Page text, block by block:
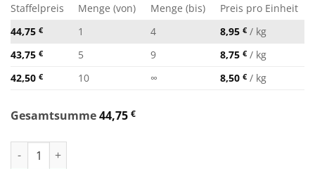
Staffelpreis Menge (von) Menge (bis)
Preis pro Einheit
44,75 € 1 4 8,95€ / kg
43,75 € 5 9 8,75€ / kg
42,50 € 10 ∞ 8,50€ / kg
Gesamtsumme44,75 €
Squid Liver, 5 Kilo Beutel Menge